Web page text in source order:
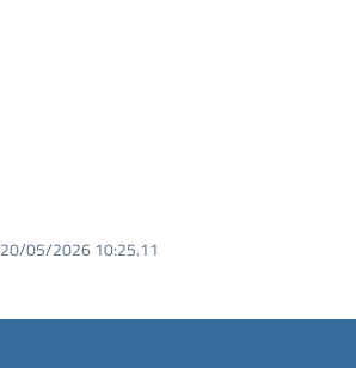
20/05/2026 10:25.11